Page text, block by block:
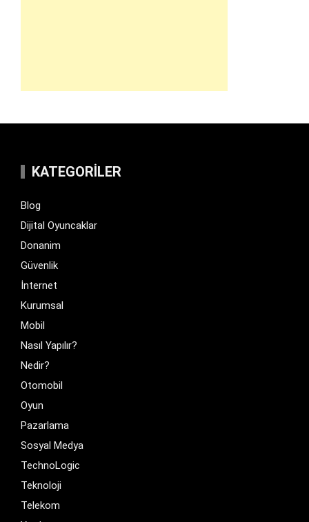
KATEGORILER
Blog
Dijital Oyuncaklar
Donanim
Güvenlik
İnternet
Kurumsal
Mobil
Nasıl Yapılır?
Nedir?
Otomobil
Oyun
Pazarlama
Sosyal Medya
TechnoLogic
Teknoloji
Telekom